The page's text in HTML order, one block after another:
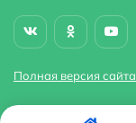
Полная версия сайта